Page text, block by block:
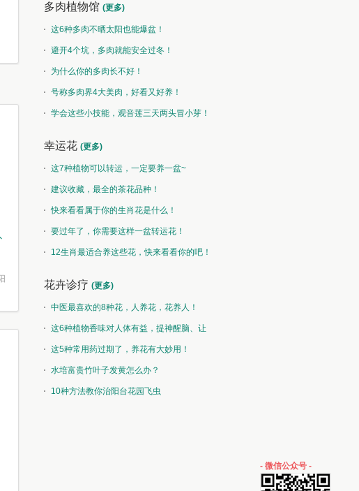
多肉植物馆 (更多)
这6种多肉不晒太阳也能爆盆！
避开4个坑，多肉就能安全过冬！
为什么你的多肉长不好！
号称多肉界4大美肉，好看又好养！
学会这些小技能，观音莲三天两头冒小芽！
幸运花 (更多)
这7种植物可以转运，一定要养一盆~
建议收藏，最全的茶花品种！
快来看看属于你的生肖花是什么！
要过年了，你需要这样一盆转运花！
12生肖最适合养这些花，快来看看你的吧！
花卉诊疗 (更多)
中医最喜欢的8种花，人养花，花养人！
这6种植物香味对人体有益，提神醒脑、让
你睡的香、身体棒。
这5种常用药过期了，养花有大妙用！
水培富贵竹叶子发黄怎么办？
10种方法教你治阳台花园飞虫
- 微信公众号 -